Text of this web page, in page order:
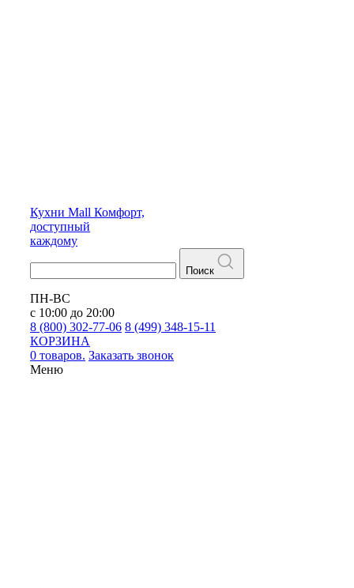
Кухни Mall Комфорт,
доступный
каждому
Поиск
ПН-ВС
с 10:00 до 20:00
8 (800) 302-77-06 8 (499) 348-15-11
КОРЗИНА
0 товаров. Заказать звонок
Меню